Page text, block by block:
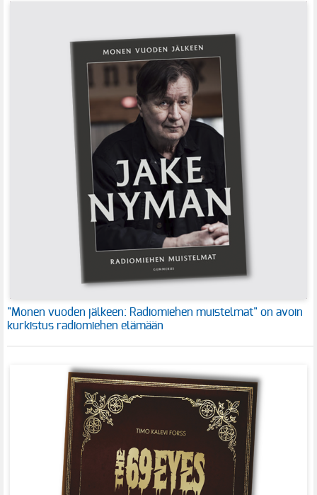
"Monen vuoden jälkeen: Radiomiehen muistelmat" on avoin
kurkistus radiomiehen elämään